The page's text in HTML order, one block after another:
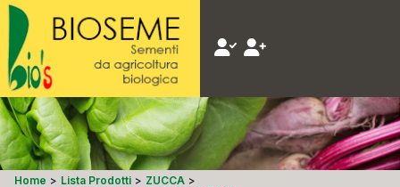
Home > Lista Prodotti > ZUCCA >